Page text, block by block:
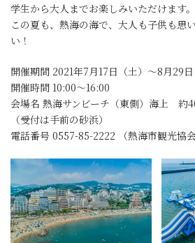
学生から大人までお楽しみいただけます。
この夏も、熱海の海で、大人も子供も思
い！
開催期間 2021年7月17日（土）～8月29日
開催時間 10:00～16:00
会場名 熱海サンビーチ（東側）海上 約
（受付は手前の砂浜）
電話番号 0557-85-2222 （熱海市観光協会